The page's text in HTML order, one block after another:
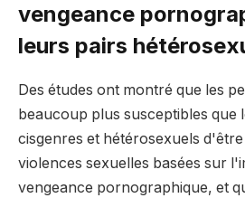
vengeance
leurs pairs
Des études ont montré que les
beaucoup plus susceptibles que
cisgenres et hétérosexuels d'être
violences sexuelles basées sur
vengeance pornographique, et